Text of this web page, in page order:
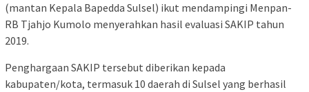
(mantan Kepala Bapedda Sulsel) ikut mendampingi Menpan-
RB Tjahjo Kumolo menyerahkan hasil evaluasi SAKIP tahun
2019.
Penghargaan SAKIP tersebut diberikan kepada
kabupaten/kota, termasuk 10 daerah di Sulsel yang berhasil